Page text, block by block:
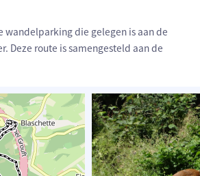
wandelparking die gelegen is aan de
Deze route is samengesteld aan de